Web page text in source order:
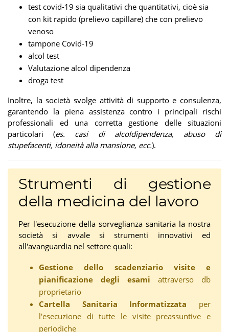
test covid-19 sia qualitativi che quantitativi, cioè sia
con kit rapido (prelievo capillare) che con prelievo
venoso
tampone Covid-19
alcol test
Valutazione alcol dipendenza
droga test
Inoltre, la società svolge attività di supporto e consulenza,
garantendo la piena assistenza contro i principali rischi
professionali ed una corretta gestione delle situazioni
particolari (es. casi di alcoldipendenza, abuso di
stupefacenti, idoneità alla mansione, ecc.).
Strumenti di gestione
della medicina del lavoro
Per l'esecuzione della sorveglianza sanitaria la nostra
società si avvale si strumenti innovativi ed
all'avanguardia nel settore quali:
Gestione dello scadenziario visite e
pianificazione degli esami attraverso db
proprietario
Cartella Sanitaria Informatizzata per
l'esecuzione di tutte le visite preassuntive e
periodiche